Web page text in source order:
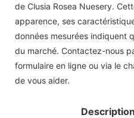
de Clusia Rosea Nuesery.
apparence, ses
données mesurées indiquent
du marché. Contactez-nous
formulaire en ligne ou via le
de vous aider.